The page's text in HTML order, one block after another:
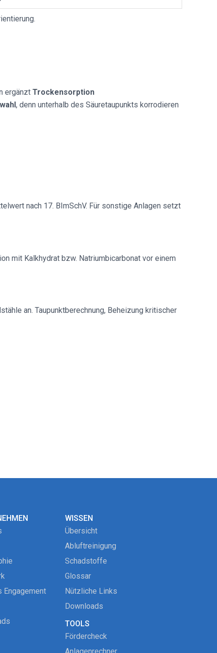
ergänzt Trockensorption
, denn unterhalb des Säuretaupunkts korrodieren
nach 17. BImSchV. Für sonstige Anlagen setzt
mit Kalkhydrat bzw. Natriumbicarbonat vor einem
an. Taupunktberechnung, Beheizung kritischer
Engagement
WISSEN
Übersicht
Abluftreinigung
Schadstoffe
Glossar
Nützliche Links
Downloads
TOOLS
Fördercheck